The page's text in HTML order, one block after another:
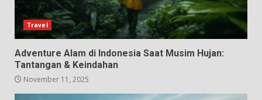
Travel
Adventure Alam di Indonesia Saat Musim Hujan:
Tantangan & Keindahan
November 11, 2025